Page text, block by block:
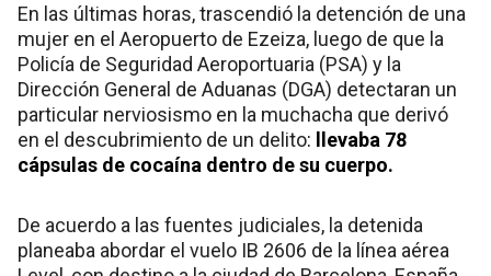
En las últimas horas, trascendió la detención de una
mujer en el Aeropuerto de Ezeiza, luego de que la
Policía de Seguridad Aeroportuaria (PSA) y la
Dirección General de Aduanas (DGA) detectaran un
particular nerviosismo en la muchacha que derivó
en el descubrimiento de un delito: llevaba 78
cápsulas de cocaína dentro de su cuerpo.
De acuerdo a las fuentes judiciales, la detenida
planeaba abordar el vuelo IB 2606 de la línea aérea